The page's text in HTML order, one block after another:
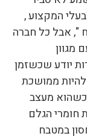
המקצוע ,
", אבל כל חברה
מגוון
יודע שכשזמן
ממושכת
כשהוא מעצב
חומרי הגלם
במטבח